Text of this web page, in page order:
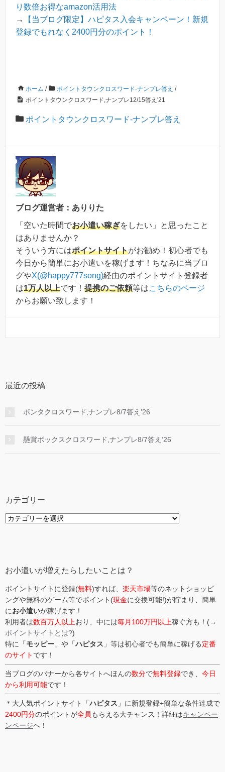
り数倍お得なamazon活用法
→
【当ブログ限定】ハピタス入会キャンペーン！新規
登録でもれなく2400円分のポイント！
ホーム / ポイントタウンクロスワード-ナンプレ答え /
ポイントタウンクロスワード,ナンプレ12/15答え'21
ポイントタウンクロスワード-ナンプレ答え
ブログ運営者：ありりた
「空いた時間でお小遣い稼ぎをしたい」と思ったこと
はありませんか？
そういう方にはポイントサイトがお勧め！初心者でも
今日から簡単にお小遣いを稼げます！ちなみに当ブロ
グやX(@happy777song)経由のポイントサイト登録者
は1万人以上です！ 提携のご依頼等はこちらのページ
からお願い致します！
最近の投稿
ポンタクロスワード,ナンプレ8/7答え’26
懸賞ボックスクロスワード,ナンプレ8/7答え’26
カテゴリー
カ
お小遣いが増えたらしたいことは？
ポイントサイトに登録(無料)すれば、 楽天市場等のネットショッピ
ングや無料のゲーム等でポイント(現金に交換可能!)が貯まり、簡単
にお小遣いが稼げます！
利用者は数百万人以上おり、中には毎月100万円以上稼ぐ方も！(→
ポイントサイトとは?)
特に「モッピー 」や「ハピタス 」等は初心者でも簡単に稼げる定番
のサイト です！
当ブログのバナーから各サイトへほんの数分で無料登録でき、 今日
から利用可能です！
＊大人気ポイントサイト「ハピタス 」に新規登録+簡単な条件達成で
2400円分のポイントが全員 もらえる大チャンス！詳細はキャンペー
ンページへ！